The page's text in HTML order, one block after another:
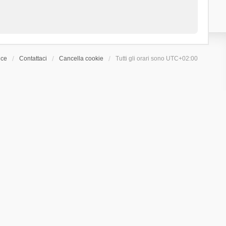
Contattaci Cancella cookie Tutti gli orari sono UTC+02:00